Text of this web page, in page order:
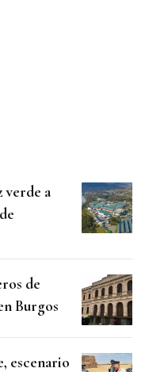
verde a
de
Burgos
escenario